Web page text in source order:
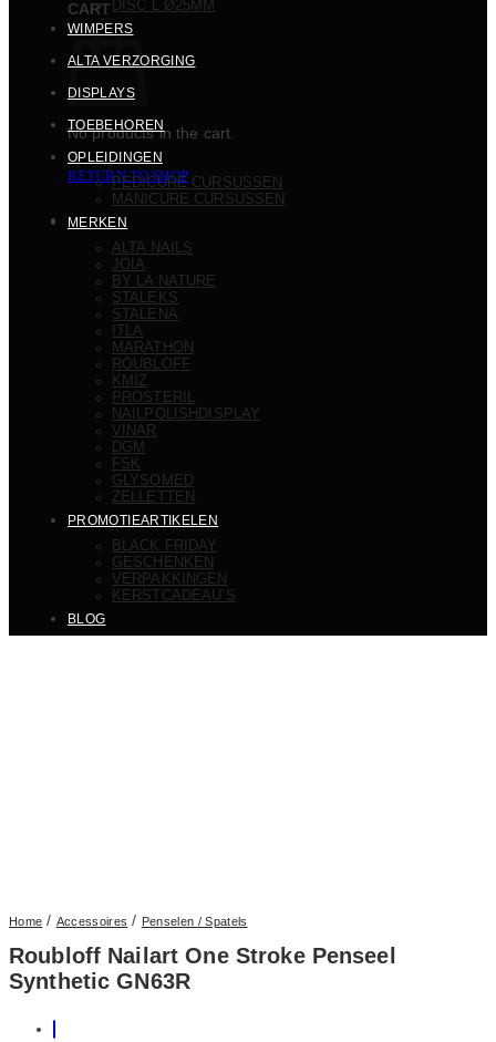
CART
No products in the cart.
RETURN TO SHOP
DISC L Ø25MM
WIMPERS
ALTA VERZORGING
DISPLAYS
TOEBEHOREN
OPLEIDINGEN
PEDICURE CURSUSSEN
MANICURE CURSUSSEN
MERKEN
ALTA NAILS
JOIA
BY LA NATURE
STALEKS
STALENA
ITLA
MARATHON
ROUBLOFF
KMIZ
PROSTERIL
NAILPOLISHDISPLAY
VINAR
DGM
FSK
GLYSOMED
ZELLETTEN
PROMOTIEARTIKELEN
BLACK FRIDAY
GESCHENKEN
VERPAKKINGEN
KERSTCADEAU’S
BLOG
Home / Accessoires / Penselen / Spatels
Roubloff Nailart One Stroke Penseel
Synthetic GN63R